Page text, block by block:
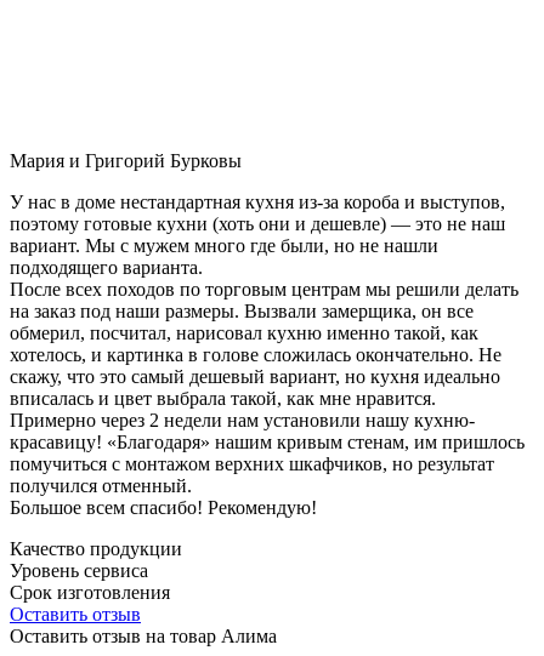
Мария и Григорий Бурковы
У нас в доме нестандартная кухня из-за короба и выступов,
поэтому готовые кухни (хоть они и дешевле) — это не наш
вариант. Мы с мужем много где были, но не нашли
подходящего варианта.
После всех походов по торговым центрам мы решили делать
на заказ под наши размеры. Вызвали замерщика, он все
обмерил, посчитал, нарисовал кухню именно такой, как
хотелось, и картинка в голове сложилась окончательно. Не
скажу, что это самый дешевый вариант, но кухня идеально
вписалась и цвет выбрала такой, как мне нравится.
Примерно через 2 недели нам установили нашу кухню-
красавицу! «Благодаря» нашим кривым стенам, им пришлось
помучиться с монтажом верхних шкафчиков, но результат
получился отменный.
Большое всем спасибо! Рекомендую!
Качество продукции
Уровень сервиса
Срок изготовления
Оставить отзыв
Оставить отзыв на товар Алима